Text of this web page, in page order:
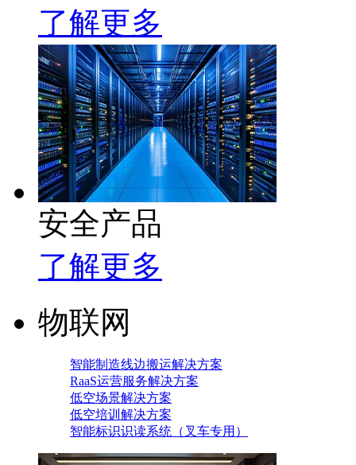
了解更多
安全产品
了解更多
物联网
智能制造线边搬运解决方案
RaaS运营服务解决方案
低空场景解决方案
低空培训解决方案
智能标识识读系统（叉车专用）